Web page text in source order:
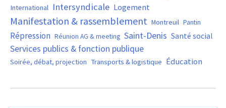
International Intersyndicale Logement
Manifestation & rassemblement Montreuil Pantin
Répression Réunion AG & meeting Saint-Denis Santé social
Services publics & fonction publique
Soirée, débat, projection Transports & logistique Éducation